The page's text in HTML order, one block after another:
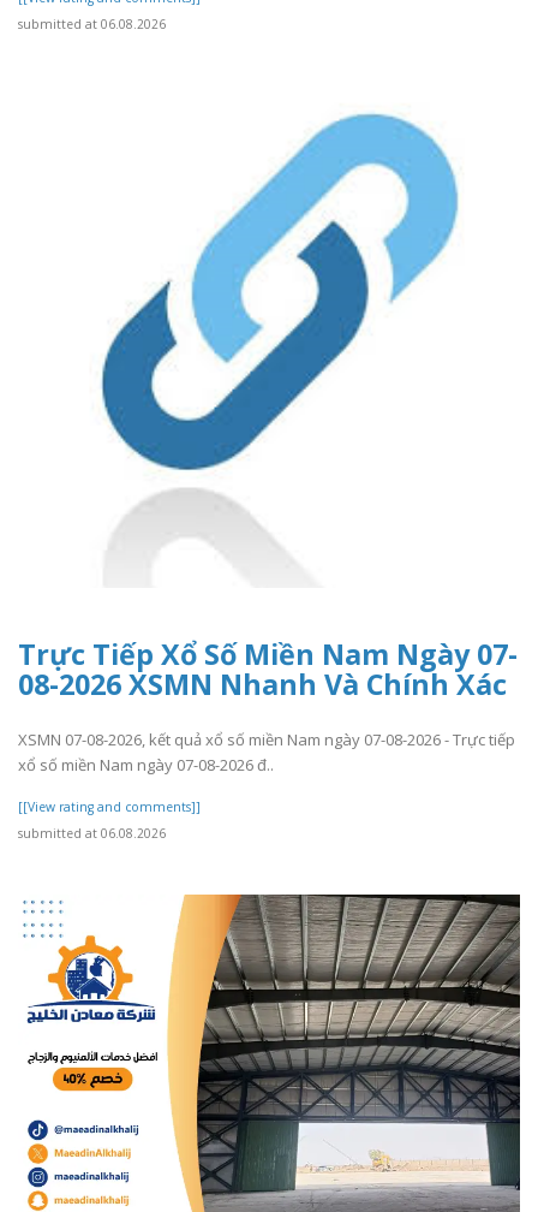
submitted at 06.08.2026
Trực Tiếp Xổ Số Miền Nam Ngày 07-
08-2026 XSMN Nhanh Và Chính Xác
XSMN 07-08-2026, kết quả xổ số miền Nam ngày 07-08-2026 - Trực tiếp
xổ số miền Nam ngày 07-08-2026 đ..
[[View rating and comments]]
submitted at 06.08.2026